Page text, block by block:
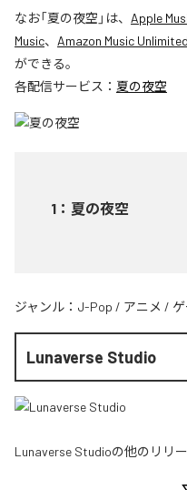
なお「夏の夜空 」は、 Apple
Music、 Amazon Music Unlimited
ができる。
各配信サービス： 夏の夜空
1 ： 夏の夜空
ジャンル： J-Pop / アニメ /
Lunaverse Studio
Lunaverse Studioの他のリリー